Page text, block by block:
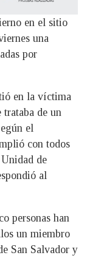
en el sitio
una
por
en la víctima
trataba de un
el
con todos
de
al
personas han
un miembro
San Salvador y